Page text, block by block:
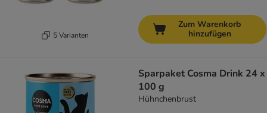
5 Varianten
Zum Warenkorb
hinzufügen
Sparpaket Cosma Drink 24 x
100 g
Hühnchenbrust